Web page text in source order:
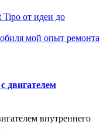
от идеи до
мой опыт ремонта
двигателем
внутреннего